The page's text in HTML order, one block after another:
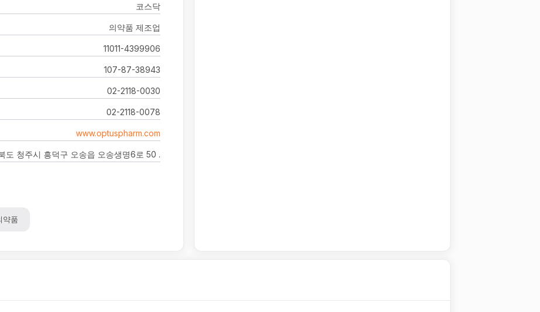
코스닥
의약품 제조업
11011-4399906
107-87-38943
02-2118-0030
02-2118-0078
www.optuspharm.com
도 청주시 흥덕구 오송읍 오송생명6로 50 .
약품